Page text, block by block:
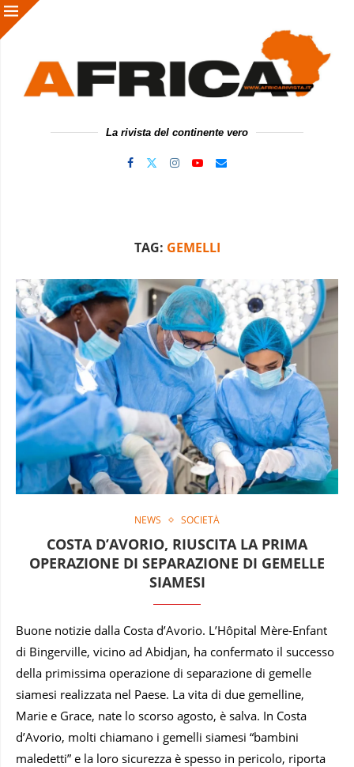
La rivista del continente vero
TAG: GEMELLI
NEWS SOCIETÀ
COSTA D’AVORIO, RIUSCITA LA PRIMA
OPERAZIONE DI SEPARAZIONE DI GEMELLE
SIAMESI
Buone notizie dalla Costa d’Avorio. L’Hôpital Mère-Enfant
di Bingerville, vicino ad Abidjan, ha confermato il successo
della primissima operazione di separazione di gemelle
siamesi realizzata nel Paese. La vita di due gemelline,
Marie e Grace, nate lo scorso agosto, è salva. In Costa
d’Avorio, molti chiamano i gemelli siamesi “bambini
maledetti” e la loro sicurezza è spesso in pericolo, riporta